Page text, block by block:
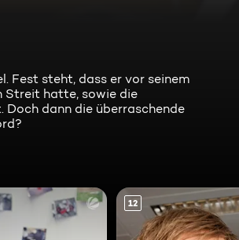
Fest steht, dass er vor seinem
Streit hatte, sowie die
Doch dann die überraschende
12